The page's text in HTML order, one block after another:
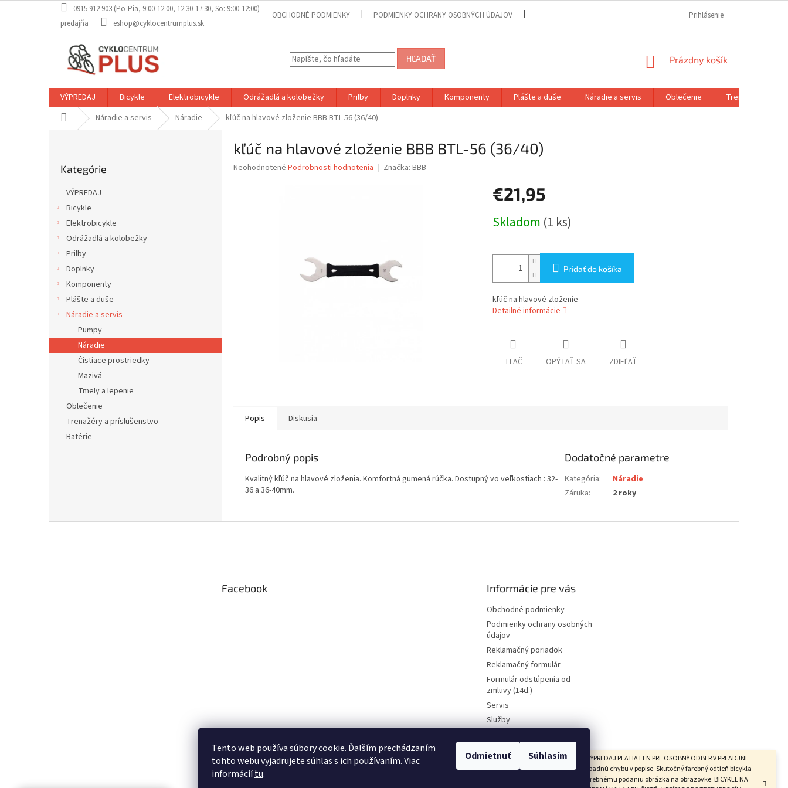
Tento web používa súbory cookie. Ďalším prechádzaním
tohto webu vyjadrujete súhlas s ich používaním. Viac
informáciítu.
Odmietnuť Súhlasím
obsah
CENY BICYKLOV V KATEGÓRII VÝPREDAJ PLATIA LEN PRE OSOBNÝ ODBER V PREADJNI.
Vyhradzujeme si právo na prípadnú chybu v popise. Skutočný farebný odtieň bicykla
nemusí presne zodpovedať farebnému podaniu obrázka na obrazovke. BICYKLE NA
0915 912 903 (Po-Pia, 9:00-12:00, 12:30-17:30, So: 9:00-12:00)
predajňa
eshop@cyklocentrumplus.sk
OBCHODNÉ PODMIENKY PODMIENKY OCHRANY OSOBNÝCH ÚDAJOV REKLAMAČNÝ FORMULÁR
Prihlásenie
HĽADAŤ
NÁKUPNÝ
Prázdny košík
VÝPREDAJ Bicykle Elektrobicykle Odrážadlá a kolobežky Prilby Doplnky Komponenty Plášte a duše Náradie a servis Oblečenie
Trenažéry a
DomovNáradie a servis Náradie kľúč na hlavové zloženie BBB BTL-56 (36/40)
kategórie
Kategórie
VÝPREDAJ
Bicykle
Elektrobicykle
Odrážadlá a kolobežky
Prilby
Doplnky
Komponenty
Plášte a duše
Náradie a servis
Pumpy
Náradie
Čistiace prostriedky
Mazivá
Tmely a lepenie
Oblečenie
Trenažéry a príslušenstvo
Batérie
kľúč na hlavové zloženie BBB BTL-56 (36/40)
Priemerné
Neohodnotené Podrobnosti hodnotenia Značka: BBB
€21,95
cena:
Skladom (1 ks)
Pridať do košíka
kľúč na hlavové zloženie
Detailné informácie
TLAČ OPÝTAŤ SA ZDIEĽAŤ
Popis Diskusia
Podrobný popis
Kvalitný kľúč na hlavové zloženia. Komfortná gumená rúčka. Dostupný vo veľkostiach : 32-
36 a 36-40mm.
Dodatočné parametre
Kategória:
Náradie
Záruka: 2 roky
Facebook Informácie pre vás
Obchodné podmienky
Podmienky ochrany osobných
údajov
Reklamačný poriadok
Reklamačný formulár
Formulár odstúpenia od
zmluvy (14d.)
Servis
Služby
Kamenná predajňa